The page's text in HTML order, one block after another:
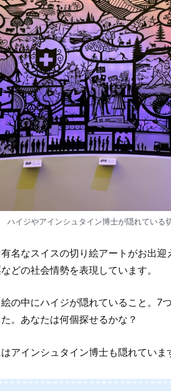
ハイジやアインシュタイン博士が隠れている
名なスイスの切り絵アートがお出
どの社会情勢を表現しています。
の中にハイジが隠れていること。7
。あなたは何個探せるかな？
アインシュタイン博士も隠れていま